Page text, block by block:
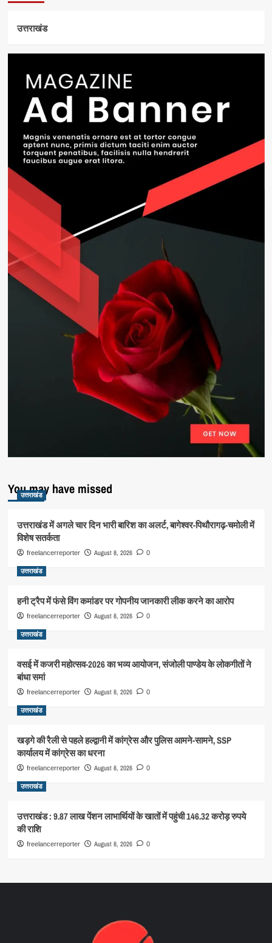
उत्तराखंड
You may have missed
उत्तराखंड
उत्तराखंड में अगले चार दिन भारी बारिश का अलर्ट, बागेश्वर-पिथौरागढ़-चमोली में
विशेष सतर्कता
freelancerreporter August 8, 2026 0
उत्तराखंड
हनी ट्रैप में फंसे विंग कमांडर पर गोपनीय जानकारी लीक करने का आरोप
freelancerreporter August 8, 2026 0
उत्तराखंड
वसई में कजरी महोत्सव-2026 का भव्य आयोजन, संजोली पाण्डेय के लोकगीतों ने
बांधा समां
freelancerreporter August 8, 2026 0
उत्तराखंड
खड़गे की रैली से पहले हल्द्वानी में कांग्रेस और पुलिस आमने-सामने, SSP
कार्यालय में कांग्रेस का धरना
freelancerreporter August 8, 2026 0
उत्तराखंड
उत्तराखंड : 9.87 लाख पेंशन लाभार्थियों के खातों में पहुंची 146.32 करोड़ रुपये
की राशि
freelancerreporter August 8, 2026 0